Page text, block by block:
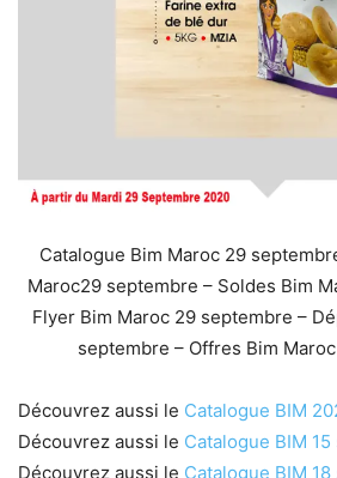
Catalogue Bim Maroc 29
Maroc29 septembre – Soldes Bim
Flyer Bim Maroc 29 septembre –
septembre – Offres Bim
Découvrez aussi le Catalogue BIM
Découvrez aussi le Catalogue BIM
Découvrez aussi le Catalogue BIM